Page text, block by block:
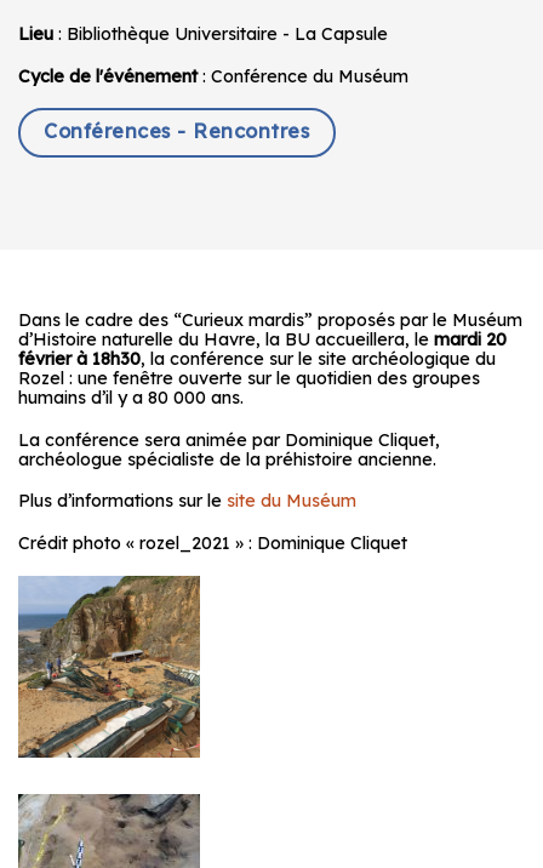
Lieu : Bibliothèque Universitaire - La Capsule
Cycle de l'événement: Conférence du Muséum
Conférences - Rencontres
Dans le cadre des “Curieux mardis” proposés par le Muséum
d’Histoire naturelle du Havre, la BU accueillera, le mardi 20
février à 18h30, la conférence sur le site archéologique du
Rozel : une fenêtre ouverte sur le quotidien des groupes
humains d’il y a 80 000 ans.
La conférence sera animée par Dominique Cliquet,
archéologue spécialiste de la préhistoire ancienne.
Plus d’informations sur le site du Muséum
Crédit photo « rozel_2021 » : Dominique Cliquet